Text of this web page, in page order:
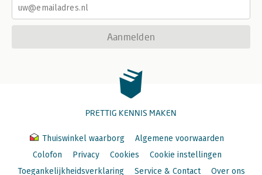
Aanmelden
PRETTIG KENNIS MAKEN
Thuiswinkel waarborg
Algemene voorwaarden
Colofon
Privacy Cookies
Cookie instellingen
Toegankelijkheidsverklaring
Service & Contact Over ons